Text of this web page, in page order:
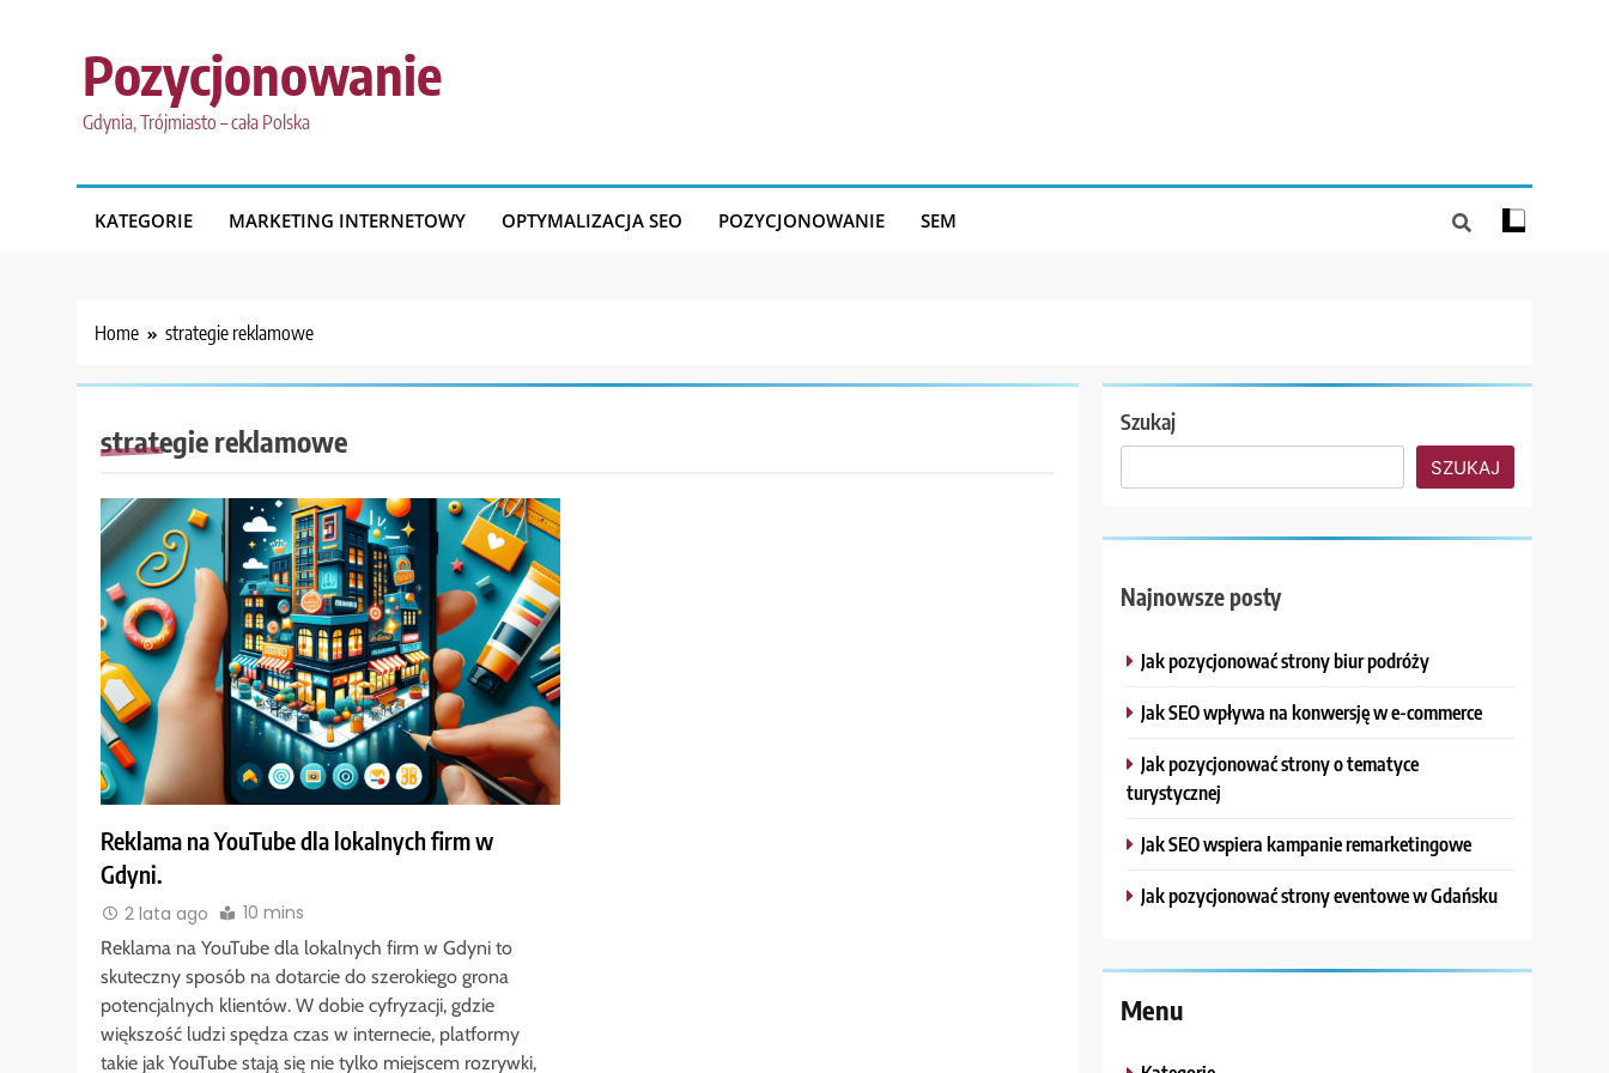
Pozycjonowanie
Gdynia, Trójmiasto – cała Polska
KATEGORIE MARKETING INTERNETOWY OPTYMALIZACJA SEO POZYCJONOWANIE SEM
Home strategie reklamowe
strategie reklamowe
Reklama na YouTube dla lokalnych firm w
Gdyni.
2 lata ago 10 mins
Reklama na YouTube dla lokalnych firm w Gdyni to
skuteczny sposób na dotarcie do szerokiego grona
potencjalnych klientów. W dobie cyfryzacji, gdzie
większość ludzi spędza czas w internecie, platformy
takie jak YouTube stają się nie tylko miejscem rozrywki,
Szukaj
SZUKAJ
Najnowsze posty
Jak pozycjonować strony biur podróży
Jak SEO wpływa na konwersję w e-commerce
Jak pozycjonować strony o tematyce
turystycznej
Jak SEO wspiera kampanie remarketingowe
Jak pozycjonować strony eventowe w Gdańsku
Menu